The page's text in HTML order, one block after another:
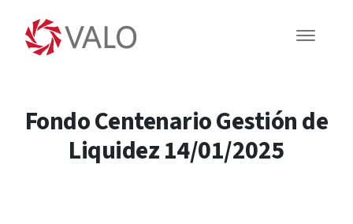
Fondo Centenario Gestión de
Liquidez 14/01/2025